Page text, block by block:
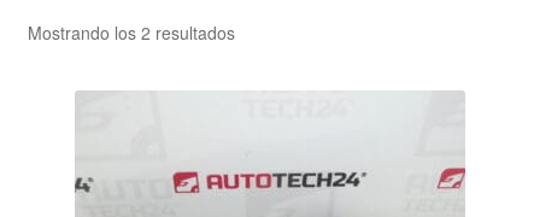
Envío al mundo entero
Mi cuenta
Mostrando los 2 resultadosOrdenado
los